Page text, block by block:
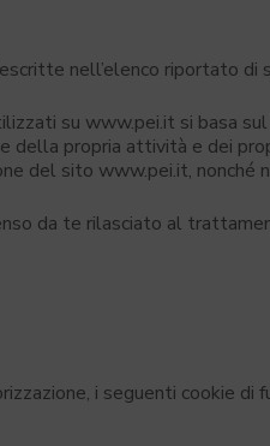
nell’elenco riportato di
su www.pei.it si basa
della propria attività e dei
del sito www.pei.it, nonché
da te rilasciato al
i seguenti cookie di